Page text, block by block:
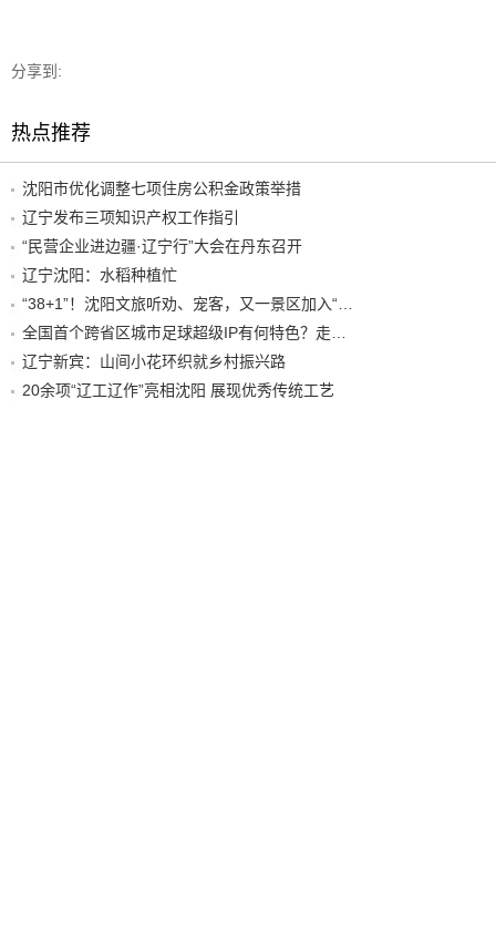
分享到:
热点推荐
沈阳市优化调整七项住房公积金政策举措
辽宁发布三项知识产权工作指引
“民营企业进边疆·辽宁行”大会在丹东召开
辽宁沈阳：水稻种植忙
辽宁新宾：山间小花环织就乡村振兴路
20余项“辽工辽作”亮相沈阳 展现优秀传统工艺